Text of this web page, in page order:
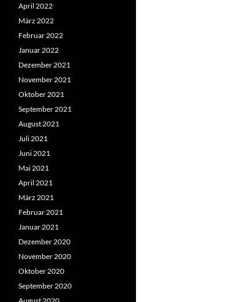
April 2022
März 2022
Februar 2022
Januar 2022
Dezember 2021
November 2021
Oktober 2021
September 2021
August 2021
Juli 2021
Juni 2021
Mai 2021
April 2021
März 2021
Februar 2021
Januar 2021
Dezember 2020
November 2020
Oktober 2020
September 2020